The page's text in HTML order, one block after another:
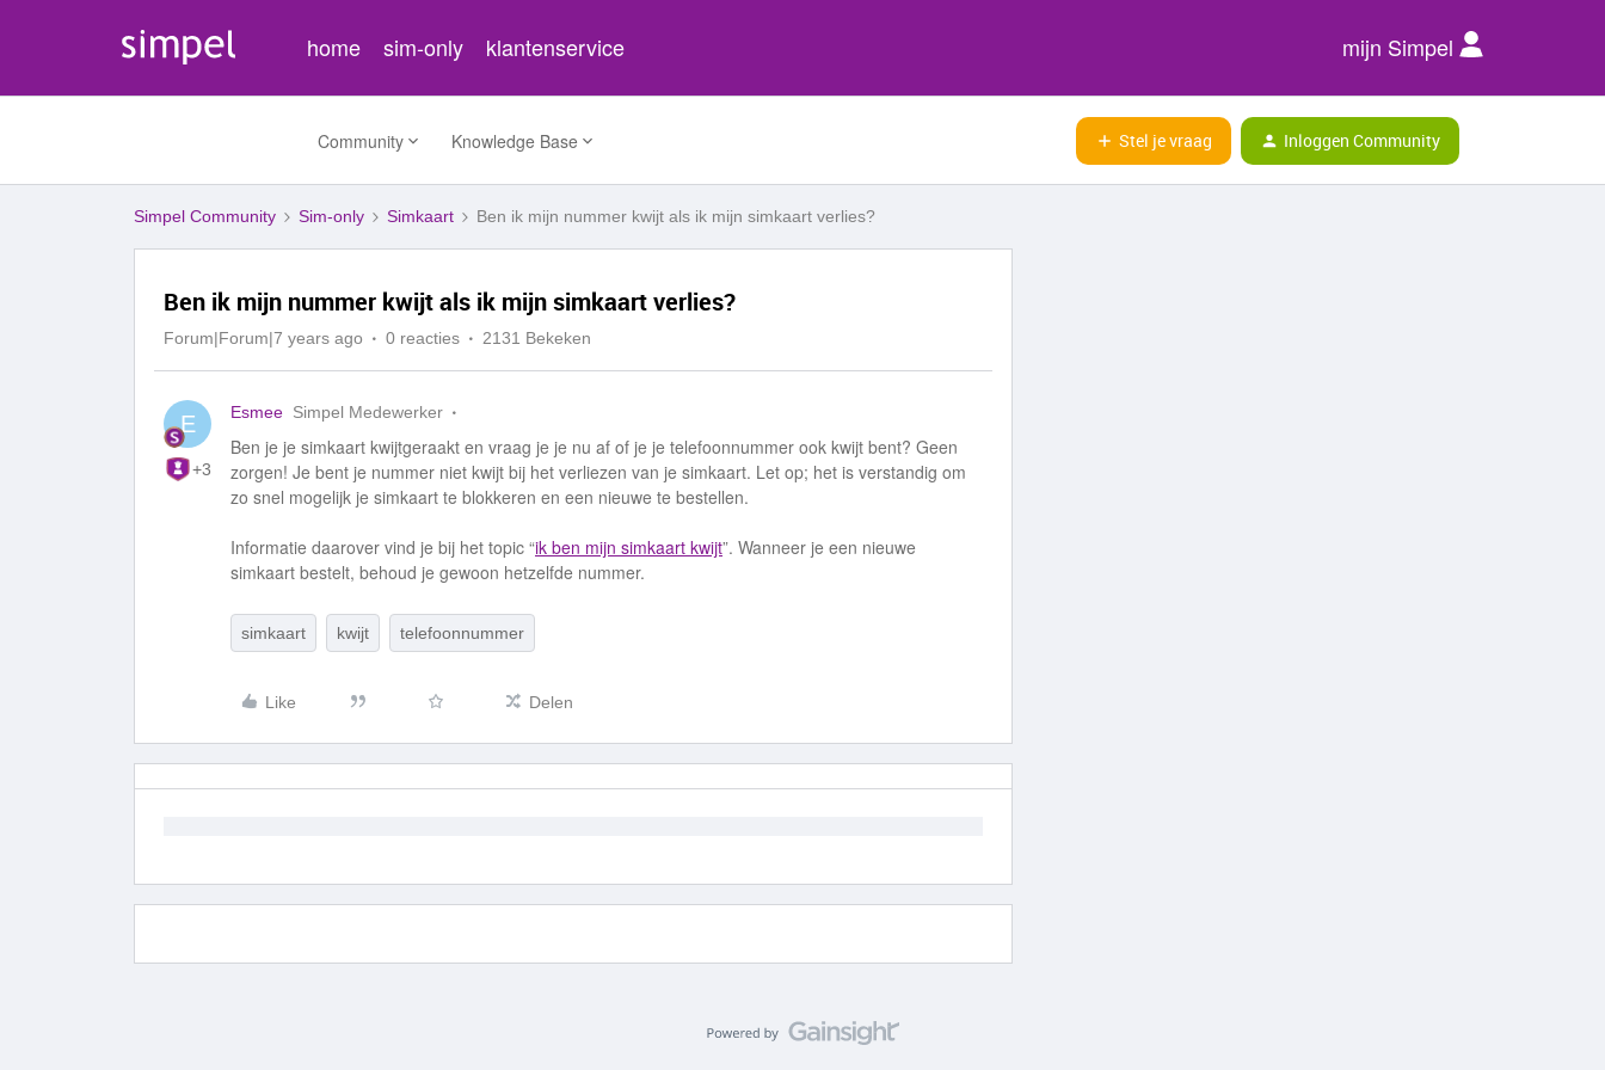
home sim-only klantenservice mijn Simpel
Community Knowledge Base Stel je vraag Inloggen Community
Simpel Community Sim-only Simkaart Ben ik mijn nummer kwijt als ik mijn simkaart verlies?
Ben ik mijn nummer kwijt als ik mijn simkaart verlies?
Forum|Forum|7 years ago 0 reacties 2131 Bekeken
E
+3
Esmee Simpel Medewerker
Ben je je simkaart kwijtgeraakt en vraag je je nu af of je je telefoonnummer ook kwijt bent? Geen
zorgen! Je bent je nummer niet kwijt bij het verliezen van je simkaart. Let op; het is verstandig om
zo snel mogelijk je simkaart te blokkeren en een nieuwe te bestellen.
Informatie daarover vind je bij het topic “ik ben mijn simkaart kwijt”. Wanneer je een nieuwe
simkaart bestelt, behoud je gewoon hetzelfde nummer.
simkaart kwijt telefoonnummer
Like Delen